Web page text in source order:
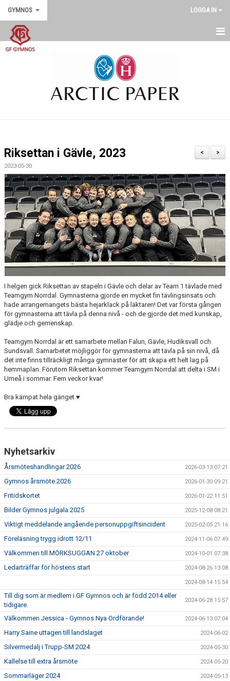
GYMNOS LOGGA IN
GYMNOS
>
<
Riksettan i Gävle, 2023
2023-05-30
I helgen gick Riksettan av stapeln i Gävle och delar av Team 1 tävlade med
Teamgym Norrdal. Gymnasterna gjorde en mycket fin tävlingsinsats och
hade arrangemangets bästa hejarklack på läktaren! Det var första gången
för gymnasterna att tävla på denna nivå - och de gjorde det med kunskap,
glädje och gemenskap.
Teamgym Norrdal är ett samarbete mellan Falun, Gävle, Hudiksvall och
Sundsvall. Samarbetet möjliggör för gymnasterna att tävla på sin nivå, då
det inte finns tillräckligt många gymnaster för att skapa ett helt lag på
hemmaplan. Förutom Riksettan kommer Teamgym Norrdal att delta i SM i
Umeå i sommar. Fem veckor kvar!
Bra kämpat hela gänget ♥
Nyhetsarkiv
Årsmöteshandlingar 2026 2026-03-13 07:21
Gymnos årsmöte 2026 2026-01-30 09:21
Fritidskortet 2026-01-22 11:51
Bilder Gymnos julgala 2025 2025-12-08 08:21
Viktigt meddelande angående personuppgiftsincident 2025-02-05 21:16
Föreläsning trygg idrott 12/11 2024-11-06 07:49
Välkommen till MÖRKSUGGAN 27 oktober 2024-10-01 07:38
Ledarträffar för höstens start 2024-08-26 13:08
2024-08-14 15:54
Till dig som är medlem i GF Gymnos och är född 2014 eller
tidigare.
2024-06-28 15:57
Välkommen Jessica - Gymnos Nya Ordförande! 2024-06-13 07:04
Harry Saine uttagen till landslaget 2024-06-02
Silvermedalj i Trupp-SM 2024 2024-05-30
Kallelse till extra årsmöte 2024-05-20
Sommarläger 2024 2024-05-13